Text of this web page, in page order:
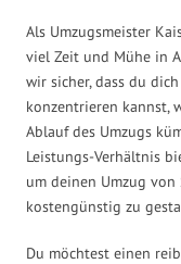
Als Umzugsmeister
viel Zeit und Mühe in
wir sicher, dass du
konzentrieren kannst,
Ablauf des Umzugs
Leistungs-Verhältnis
um deinen Umzug
kostengünstig zu
Du möchtest einen